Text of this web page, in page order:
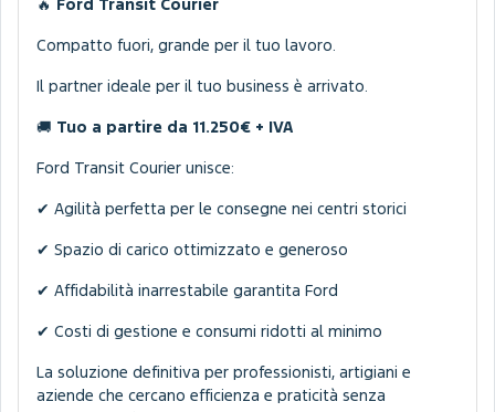
🔥 Ford Transit Courier
Compatto fuori, grande per il tuo lavoro.
Il partner ideale per il tuo business è arrivato.
🚚 Tuo a partire da 11.250€ + IVA
Ford Transit Courier unisce:
✔ Agilità perfetta per le consegne nei centri storici
✔ Spazio di carico ottimizzato e generoso
✔ Affidabilità inarrestabile garantita Ford
✔ Costi di gestione e consumi ridotti al minimo
La soluzione definitiva per professionisti, artigiani e
aziende che cercano efficienza e praticità senza